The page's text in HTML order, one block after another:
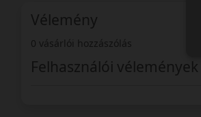
Vélemény
0 vásárlói hozzászólás
Felhasználói vélemények